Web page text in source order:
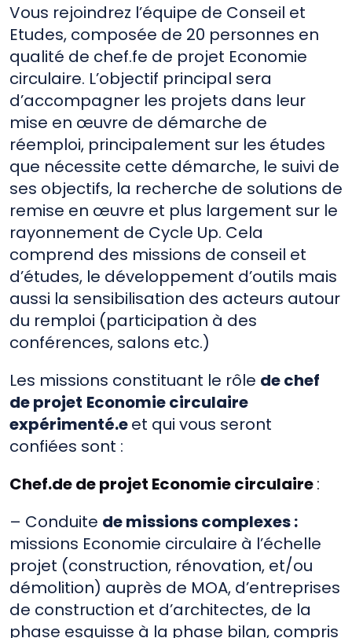
Vous rejoindrez l’équipe de Conseil et
Etudes, composée de 20 personnes en
qualité de chef.fe de projet Economie
circulaire. L’objectif principal sera
d’accompagner les projets dans leur
mise en œuvre de démarche de
réemploi, principalement sur les études
que nécessite cette démarche, le suivi de
ses objectifs, la recherche de solutions de
remise en œuvre et plus largement sur le
rayonnement de Cycle Up. Cela
comprend des missions de conseil et
d’études, le développement d’outils mais
aussi la sensibilisation des acteurs autour
du remploi (participation à des
conférences, salons etc.)
Les missions constituant le rôle de chef
de projet Economie circulaire
expérimenté.eet qui vous seront
confiées sont :
Chef.de de projet Economie circulaire:
– Conduite de missions complexes :
missions Economie circulaire à l’échelle
projet (construction, rénovation, et/ou
démolition) auprès de MOA, d’entreprises
de construction et d’architectes, de la
phase esquisse à la phase bilan, compris